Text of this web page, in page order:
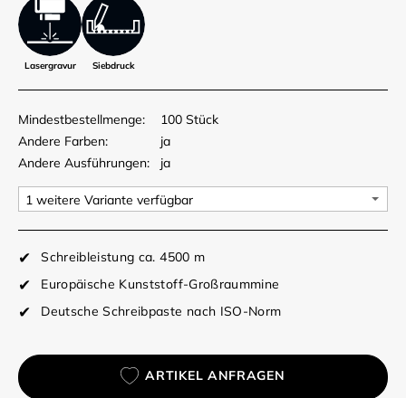
Lasergravur Siebdruck
Mindestbestellmenge:
100 Stück
Andere Farben:
ja
Andere Ausführungen:
ja
Schreibleistung ca. 4500 m
Europäische Kunststoff-Großraummine
Deutsche Schreibpaste nach ISO-Norm
ARTIKEL ANFRAGEN